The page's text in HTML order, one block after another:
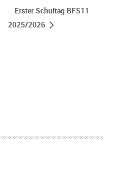
Erster Schultag BFS11
2025/2026